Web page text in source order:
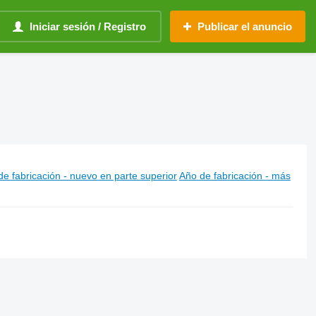
Iniciar sesión / Registro Publicar el anuncio
fabricación - nuevo en parte superior Año de fabricación - más